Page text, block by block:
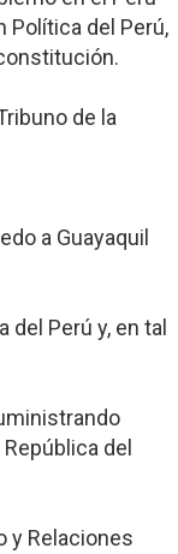
Política del Perú,
de la
a Guayaquil
Perú y, en tal
del
y Relaciones